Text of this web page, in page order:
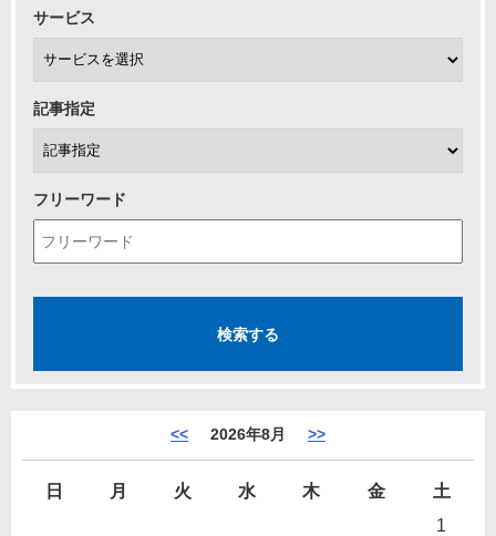
サービス
記事指定
フリーワード
<< 2026年8月 >>
日 月 火 水 木 金
土
1